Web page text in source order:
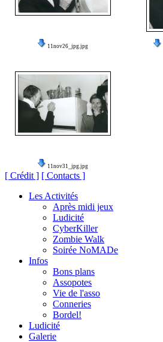
11nov26_jpg.jpg
11nov31_jpg.jpg
[ Crédit ] [ Contacts ]
Les Activités
Après midi jeux
Ludicité
CyberKiller
Zombie Walk
Soirée NoMADe
Infos
Bons plans
Assopotes
Vie de l'asso
Conneries
Bordel!
Ludicité
Galerie